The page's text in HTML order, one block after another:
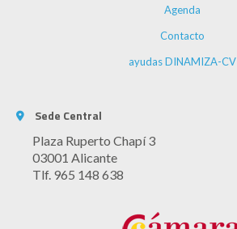
Agenda
Contacto
ayudas DINAMIZA-CV
Sede Central
Plaza Ruperto Chapí 3
03001 Alicante
Tlf. 965 148 638